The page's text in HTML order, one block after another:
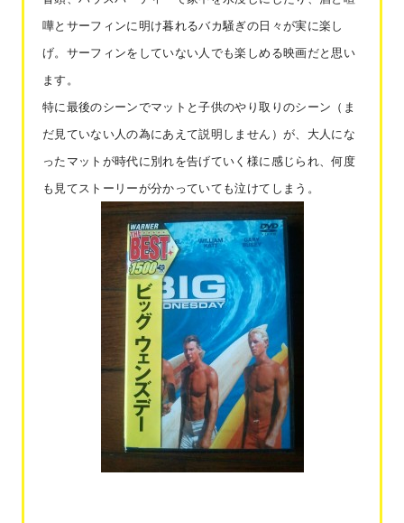
嘩とサーフィンに明け暮れるバカ騒ぎの日々が実に楽し
げ。サーフィンをしていない人でも楽しめる映画だと思い
ます。
特に最後のシーンでマットと子供のやり取りのシーン（ま
だ見ていない人の為にあえて説明しません）が、大人にな
ったマットが時代に別れを告げていく様に感じられ、何度
も見てストーリーが分かっていても泣けてしまう。